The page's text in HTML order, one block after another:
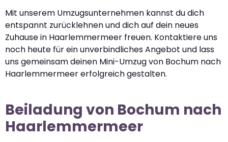
Mit unserem Umzugsunternehmen kannst du dich
entspannt zurücklehnen und dich auf dein neues
Zuhause in Haarlemmermeer freuen. Kontaktiere uns
noch heute für ein unverbindliches Angebot und lass
uns gemeinsam deinen Mini-Umzug von Bochum nach
Haarlemmermeer erfolgreich gestalten.
Beiladung von Bochum nach
Haarlemmermeer